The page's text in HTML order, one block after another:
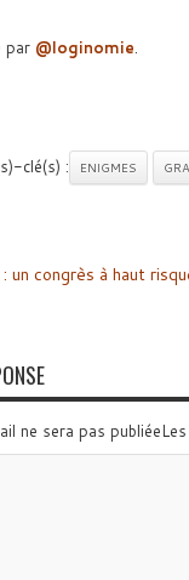
par @loginomie.
clé(s) : ENIGMES
un congrès à haut
ne sera pas